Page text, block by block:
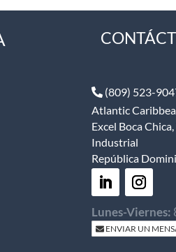
(809) 523-
Atlantic
Excel Boca
Industrial
República
Lunes-Viernes:
ENVIAR UN